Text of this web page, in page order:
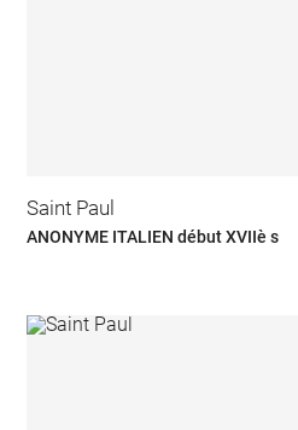
Saint Paul
ANONYME ITALIEN début XVIIè s